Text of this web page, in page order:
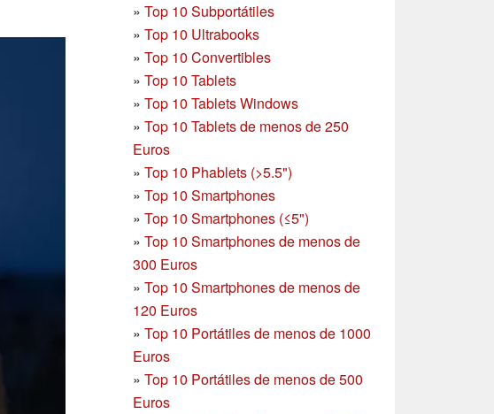
» Top 10 Subportátiles
» Top 10 Ultrabooks
» Top 10 Convertibles
» Top 10 Tablets
» Top 10 Tablets Windows
» Top 10 Tablets de menos de 250
Euros
» Top 10 Phablets (>5.5")
» Top 10 Smartphones
» Top 10 Smartphones (≤5")
» Top 10 Smartphones de menos de
300 Euros
» Top 10 Smartphonesde menos de
120 Euros
» Top 10 Portátiles de menos de 1000
Euros
» Top 10 Portátiles de menos de 500
Euros